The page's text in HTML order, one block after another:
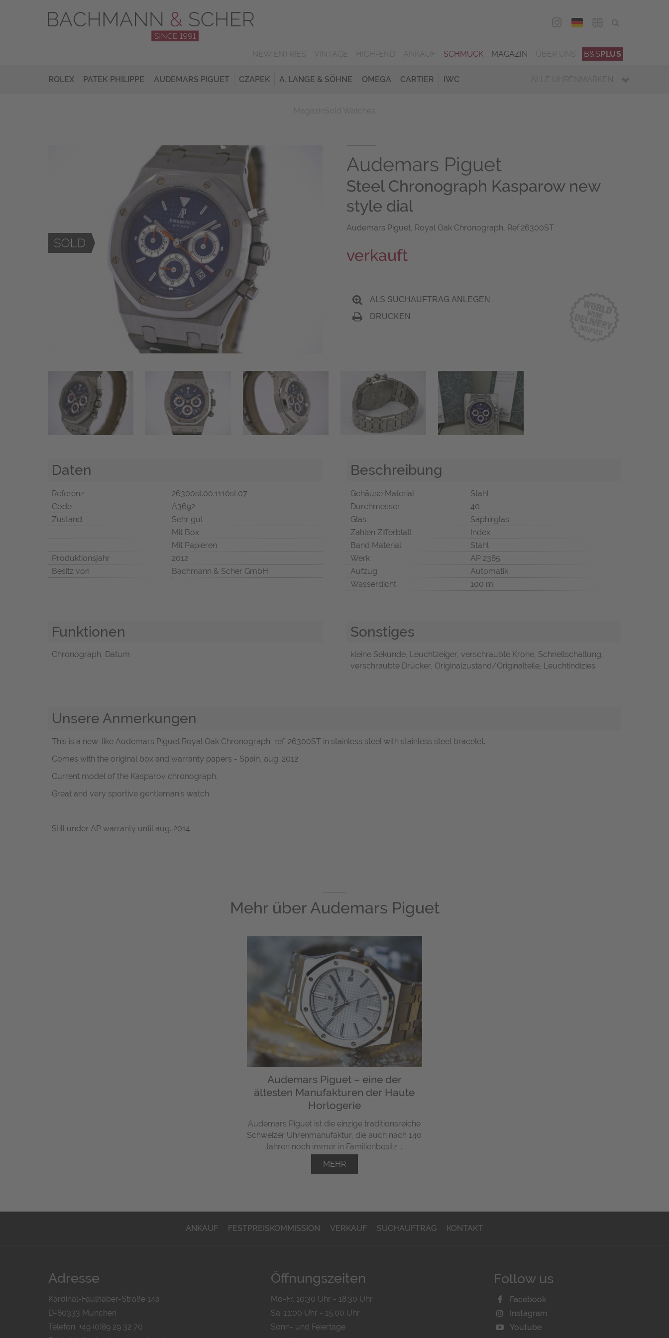
DEU
SCHMUCK MAGAZIN B&SPLUS
ROLEX PATEK PHILIPPE AUDEMARS PIGUET CZAPEK A. LANGE & SÖHNE OMEGA CARTIER IWC ALLE UHRENMARKEN
Audemars Piguet
Steel Chronograph Kasparow new
style dial
Audemars Piguet, Royal Oak Chronograph, Ref.26300ST
verkauft
ALS SUCHAUFTRAG ANLEGEN
DRUCKEN
Daten
Referenz
26300st.00.1110st.07
Code
A3692
Zustand
Sehr gut
Mit Box
Mit Papieren
Produktionsjahr
2012
Besitz von
Bachmann & Scher GmbH
Beschreibung
Gehäuse Material
Stahl
Durchmesser
40
Glas
Saphirglas
Zahlen Zifferblatt
Index
Band Material
Stahl
Werk
AP 2385
Aufzug
Automatik
Wasserdicht
100 m
Funktionen
Chronograph, Datum
Sonstiges
kleine Sekunde, Leuchtzeiger, verschraubte Krone, Schnellschaltung,
verschraubte Drücker, Originalzustand/Originalteile, Leuchtindizies
Unsere Anmerkungen
This is a new-like Audemars Piguet Royal Oak Chronograph, ref. 26300ST in stainless steel with stainless steel bracelet.
Comes with the original box and warranty papers - Spain, aug. 2012
Current model of the Kasparov chronograph.
Great and very sportive gentleman's watch.
Still under AP warranty until aug. 2014.
Mehr über Audemars Piguet
Audemars Piguet – eine der
ältesten Manufakturen der Haute
Horlogerie
Audemars Piguet ist die einzige traditionsreiche
Schweizer Uhrenmanufaktur, die auch nach 140
Jahren noch immer in Familienbesitz ...
MEHR
ANKAUF FESTPREISKOMMISSION VERKAUF SUCHAUFTRAG KONTAKT
Adresse
Kardinal-Faulhaber-Straße 14a
D-80333 München
Telefon: +49 (0)89 29 32 70
Öffnungszeiten
Mo-Fr. 10:30 Uhr - 18:30 Uhr
Sa. 11:00 Uhr - 15.00 Uhr
Sonn- und Feiertage
Follow us
Facebook
Instagram
Youtube